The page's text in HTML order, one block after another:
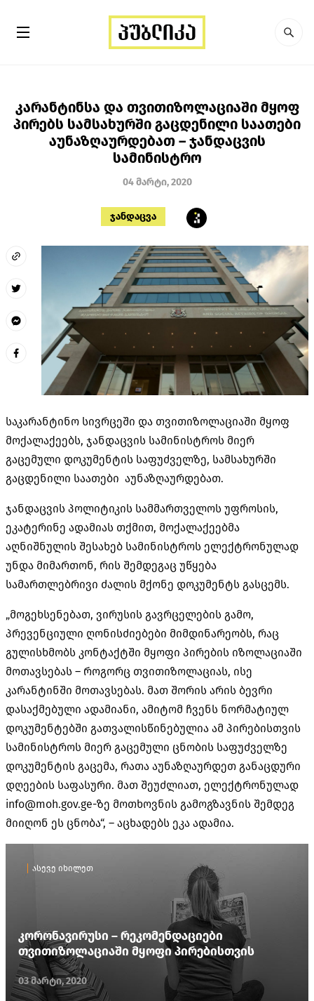
კარანტინსა და თვითიზოლაციაში მყოფ
პირებს სამსახურში გაცდენილი საათები
აუნაზღაურდებათ – ჯანდაცვის
სამინისტრო
04 მარტი, 2020
ჯანდაცვა
საკარანტინო სივრცეში და თვითიზოლაციაში მყოფ
მოქალაქეებს, ჯანდაცვის სამინისტროს მიერ
გაცემული დოკუმენტის საფუძველზე, სამსახურში
გაცდენილი საათები აუნაზღაურდებათ.
ჯანდაცვის პოლიტიკის სამმართველოს უფროსის,
ეკატერინე ადამიას თქმით, მოქალაქეებმა
აღნიშნულის შესახებ სამინისტროს ელექტრონულად
უნდა მიმართონ, რის შემდეგაც უწყება
სამართლებრივი ძალის მქონე დოკუმენტს გასცემს.
„მოგეხსენებათ, ვირუსის გავრცელების გამო,
პრევენციული ღონისძიებები მიმდინარეობს, რაც
გულისხმობს კონტაქტში მყოფი პირების იზოლაციაში
მოთავსებას – როგორც თვითიზოლაციას, ისე
კარანტინში მოთავსებას. მათ შორის არის ბევრი
დასაქმებული ადამიანი, ამიტომ ჩვენს ნორმატიულ
დოკუმენტებში გათვალისწინებულია ამ პირებისთვის
სამინისტროს მიერ გაცემული ცნობის საფუძველზე
დოკუმენტის გაცემა, რათა აუნაზღაურდეთ განაცდური
დღეების საფასური. მათ შეუძლიათ, ელექტრონულად
info@moh.gov.ge-ზე მოთხოვნის გამოგზავნის შემდეგ
მიიღონ ეს ცნობა“, – აცხადებს ეკა ადამია.
ასევე იხილეთ
კორონავირუსი – რეკომენდაციები
თვითიზოლაციაში მყოფი პირებისთვის
03 მარტი, 2020